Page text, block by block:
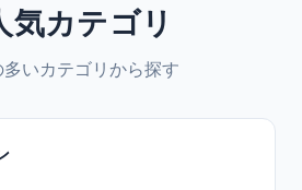
カテゴリ
いカテゴリから探す